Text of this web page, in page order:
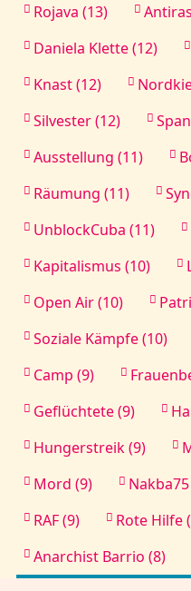
Rojava (13)
Daniela Klette (12)
Knast (12)
Silvester (12)
Ausstellung (11)
Räumung (11)
UnblockCuba (11)
Kapitalismus (10)
Open Air (10)
Soziale Kämpfe (10)
Camp (9)
Geflüchtete (9)
Hungerstreik (9)
Mord (9)
RAF (9)
Rote Hilfe
Anarchist Barrio (8)